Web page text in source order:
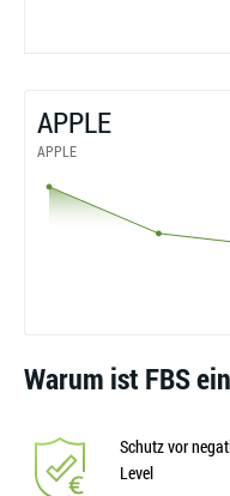
APPLE
APPLE
Warum ist FBS
Schutz vor
Level